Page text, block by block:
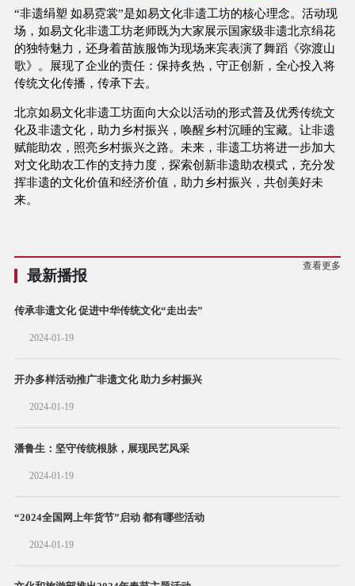
“非遗绢塑 如易霓裳”是如易文化非遗工坊的核心理念。活动现
场，如易文化非遗工坊老师既为大家展示国家级非遗北京绢花
的独特魅力，还身着苗族服饰为现场来宾表演了舞蹈《弥渡山
歌》。展现了企业的责任： 保持炙热，守正创新，全心投入将
传统文化传播，传承下去。
北京如易文化非遗工坊面向大众以活动的形式普及优秀传统文
化及非遗文化，助力乡村振兴，唤醒乡村沉睡的宝藏。让非遗
赋能助农，照亮乡村振兴之路。未来， 非遗工坊将进一步加大
对文化助农工作的支持力度，探索创新非遗助农模式，充分发
挥非遗的文化价值和经济价值，助力乡村振兴，共创美好未
来。
最新播报
查看更多
传承非遗文化 促进中华传统文化“走出去”
2024-01-19
开办多样活动推广非遗文化 助力乡村振兴
2024-01-19
潘鲁生：坚守传统根脉，展现民艺风采
2024-01-19
“2024全国网上年货节”启动 都有哪些活动
2024-01-19